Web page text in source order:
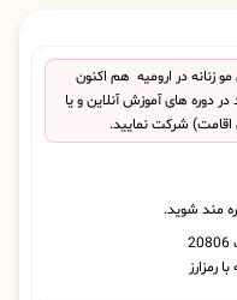
زنانه در ارومیه هم اکنون
دوره های آموزش آنلاین و یا
شرکت نمایید.